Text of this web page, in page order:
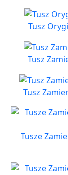
Tusz
Tusz
Tusz
Tusze